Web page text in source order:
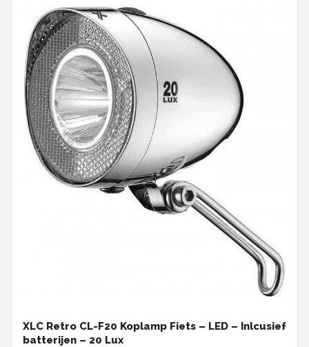
XLC Retro CL-F20 Koplamp Fiets – LED – Inlcusief
batterijen – 20 Lux